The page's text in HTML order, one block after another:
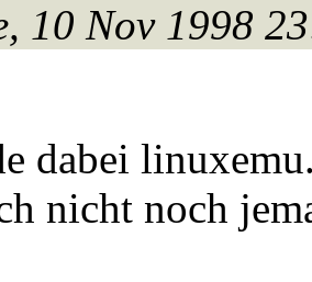
10 Nov 1998
dabei
nicht noch